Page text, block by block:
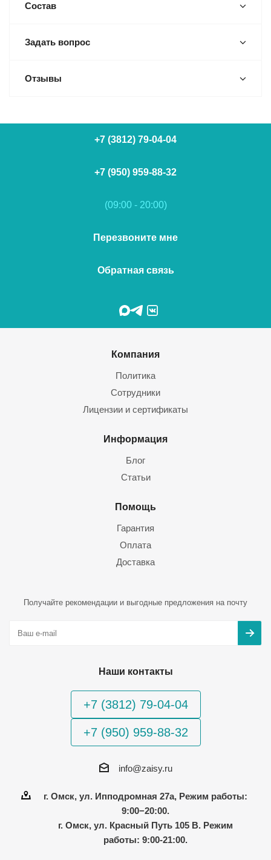
Состав
Задать вопрос
Отзывы
+7 (3812) 79-04-04
+7 (950) 959-88-32
(09:00 - 20:00)
Перезвоните мне
Обратная связь
Компания
Политика
Сотрудники
Лицензии и сертификаты
Информация
Блог
Статьи
Помощь
Гарантия
Оплата
Доставка
Получайте рекомендации и выгодные предложения на почту
Наши контакты
+7 (3812) 79-04-04
+7 (950) 959-88-32
info@zaisy.ru
г. Омск, ул. Ипподромная 27а, Режим работы:
9:00−20:00.
г. Омск, ул. Красный Путь 105 В. Режим
работы: 9:00-21:00.